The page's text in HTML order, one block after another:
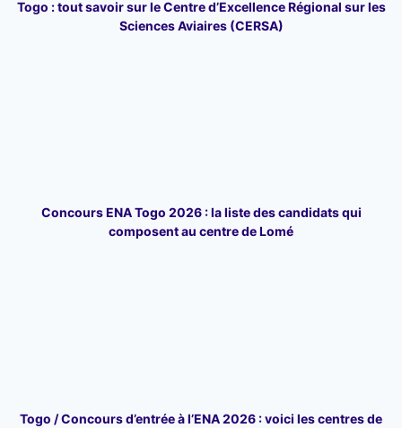
Togo : tout savoir sur le Centre d’Excellence Régional sur les
Sciences Aviaires (CERSA)
Concours ENA Togo 2026 : la liste des candidats qui
composent au centre de Lomé
Togo / Concours d’entrée à l’ENA 2026 : voici les centres de